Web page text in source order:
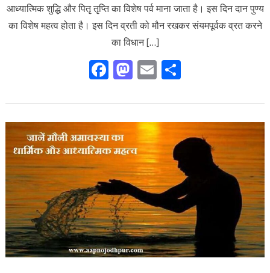
आध्यात्मिक शुद्धि और पितृ तृप्ति का विशेष पर्व माना जाता है। इस दिन दान पुण्य
का विशेष महत्व होता है। इस दिन व्रती को मौन रखकर संयमपूर्वक व्रत करने
का विधान […]
Facebook
Mastodon
Email